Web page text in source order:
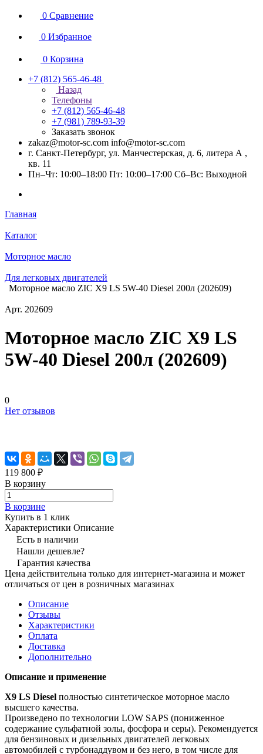
0 Сравнение
0 Избранное
0 Корзина
+7 (812) 565-46-48
Назад
Телефоны
+7 (812) 565-46-48
+7 (981) 789-93-39
Заказать звонок
zakaz@motor-sc.com info@motor-sc.com
г. Санкт-Петербург, ул. Манчестерская, д. 6, литера А ,
кв. 11
Пн–Чт: 10:00–18:00 Пт: 10:00–17:00 Сб–Вс: Выходной
Главная
Каталог
Моторное масло
Для легковых двигателей
Моторное масло ZIC X9 LS 5W-40 Diesel 200л (202609)
Арт. 202609
Моторное масло ZIC X9 LS
5W-40 Diesel 200л (202609)
0
Нет отзывов
119 800 ₽
В корзину
В корзине
Купить в 1 клик
Характеристики Описание
Есть в наличии
Нашли дешевле?
Гарантия качества
Цена действительна только для интернет-магазина и может
отличаться от цен в розничных магазинах
Описание
Отзывы
Характеристики
Оплата
Доставка
Дополнительно
Описание и применение
X9 LS Diesel полностью синтетическое моторное масло
высшего качества.
Произведено по технологии LOW SAPS (пониженное
содержание сульфатной золы, фосфора и серы). Рекомендуется
для бензиновых и дизельных двигателей легковых
автомобилей с турбонаддувом и без него, в том числе для